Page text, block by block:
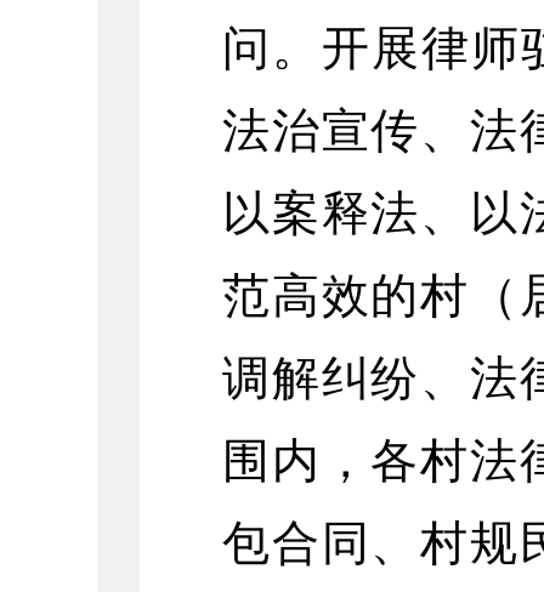
问。开展律师
法治宣传、法
以案释法、以
范高效的村（
调解纠纷、法
围内，各村法
包合同、村规